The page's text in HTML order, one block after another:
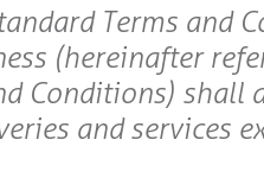
Terms and
(hereinafter
Conditions) shall
and services